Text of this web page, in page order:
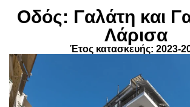
Οδός: Γαλάτη και
Λάρισα
Έτος κατασκευής: 2023-